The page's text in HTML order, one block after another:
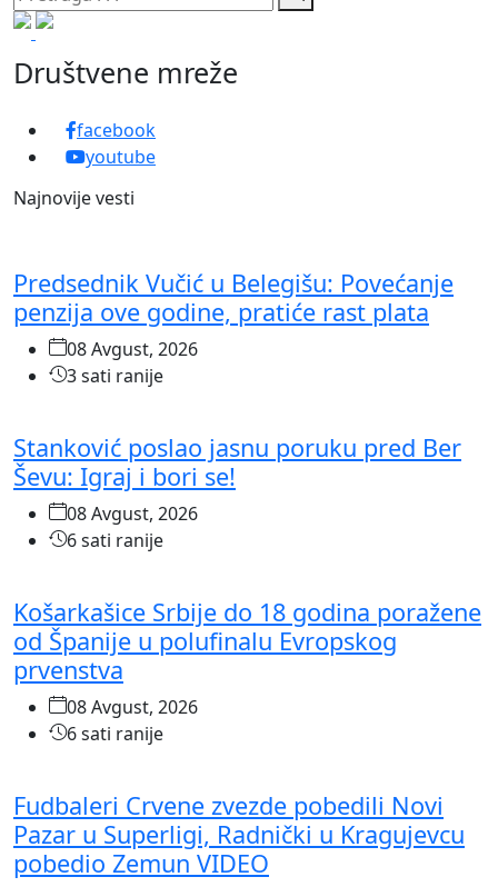
Društvene mreže
facebook
youtube
Najnovije vesti
Predsednik Vučić u Belegišu: Povećanje
penzija ove godine, pratiće rast plata
08 Avgust, 2026
3 sati ranije
Stanković poslao jasnu poruku pred Ber
Ševu: Igraj i bori se!
08 Avgust, 2026
6 sati ranije
Košarkašice Srbije do 18 godina poražene
od Španije u polufinalu Evropskog
prvenstva
08 Avgust, 2026
6 sati ranije
Fudbaleri Crvene zvezde pobedili Novi
Pazar u Superligi, Radnički u Kragujevcu
pobedio Zemun VIDEO